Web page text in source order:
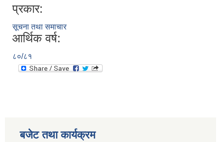
प्रकार:
सूचना तथा समाचार
आर्थिक वर्ष:
८०/८१
बजेट तथा कार्यक्रम